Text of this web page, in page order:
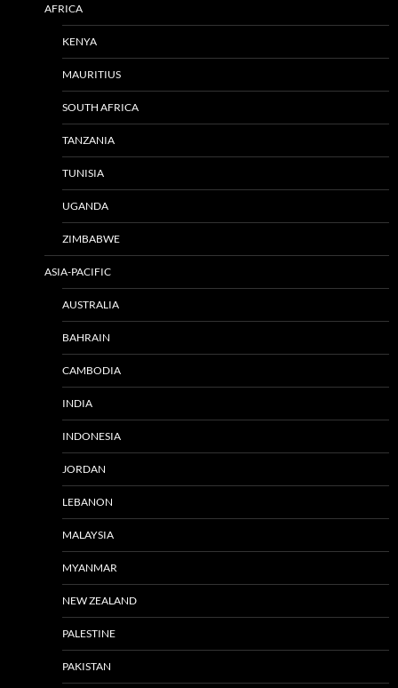
AFRICA
KENYA
MAURITIUS
SOUTH AFRICA
TANZANIA
TUNISIA
UGANDA
ZIMBABWE
ASIA-PACIFIC
AUSTRALIA
BAHRAIN
CAMBODIA
INDIA
INDONESIA
JORDAN
LEBANON
MALAYSIA
MYANMAR
NEW ZEALAND
PALESTINE
PAKISTAN